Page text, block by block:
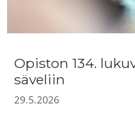
Opiston 134.
säveliin
29.5.2026